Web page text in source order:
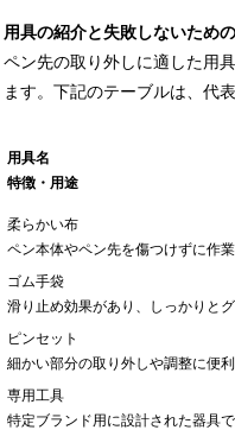
用具の紹介と失敗しないため
ペン先の取り外しに適した用
ます。下記のテーブルは、代
用具名
特徴・用途
柔らかい布
ペン本体やペン先を傷つけずに作
ゴム手袋
滑り止め効果があり、しっかりと
ピンセット
細かい部分の取り外しや調整に便利
専用工具
特定ブランド用に設計された器具